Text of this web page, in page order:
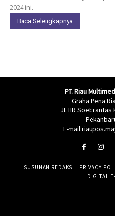
2024 ini.
Baca Selengkapnya
PT. Riau
Graha Pena
Jl. HR Soebrantas
E-
SUSUNAN REDAKSI PRIVACY
DIGITAL